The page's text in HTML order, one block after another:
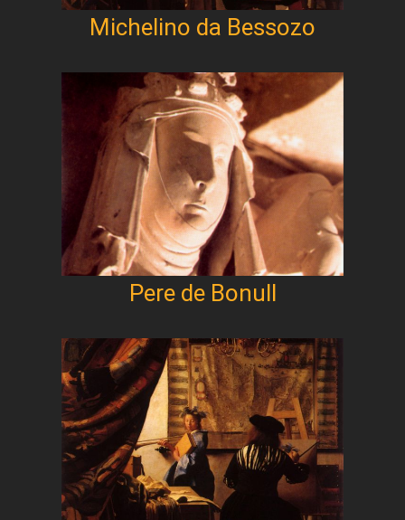
Michelino da Bessozo
Pere de Bonull